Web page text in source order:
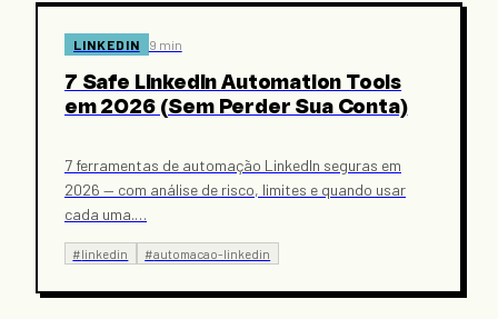
LINKEDIN 9 min
7 Safe LinkedIn Automation Tools
em 2026 (Sem Perder Sua Conta)
7 ferramentas de automação LinkedIn seguras em
2026 — com análise de risco, limites e quando usar
cada uma.…
#linkedin #automacao-linkedin